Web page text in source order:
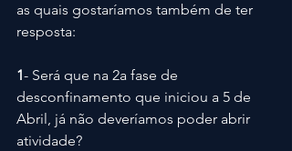
as quais gostaríamos também de ter
resposta:
1- Será que na 2a fase de
desconfinamento que iniciou a 5 de
Abril, já não deveríamos poder abrir
atividade?